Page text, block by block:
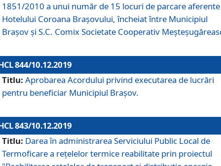
1851/2010 a unui număr de 15 locuri de parcare aferente
Hotelului Coroana Brașovului, încheiat între Municipiul
Braşov şi S.C. Comix Societate Cooperativ
844/10.12.2019
Titlu: Aprobarea Acordului privind executarea de lucrări
pentru beneficiar Municipiul Brașov.
843/10.12.2019
Titlu: Darea în administrarea Serviciului Public Local de
Termoficare a rețelelor termice reabilitate prin proiectul